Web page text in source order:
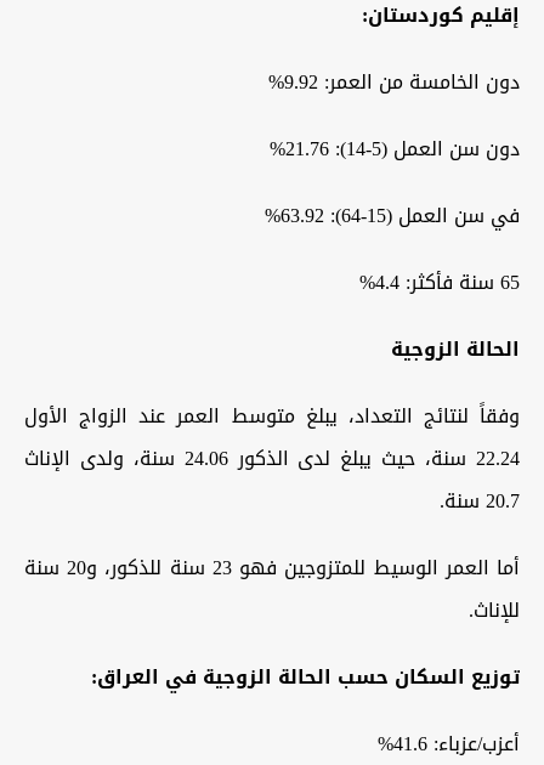
إقليم كوردستان:
دون الخامسة من العمر: 9.92%
دون سن العمل (5-14): 21.76%
في سن العمل (15-64): 63.92%
65 سنة فأكثر: 4.4%
الحالة الزوجية
وفقاً لنتائج التعداد، يبلغ متوسط العمر عند الزواج الأول
22.24 سنة، حيث يبلغ لدى الذكور 24.06 سنة، ولدى الإناث
20.7 سنة.
أما العمر الوسيط للمتزوجين فهو 23 سنة للذكور، و20 سنة
للإناث.
توزيع السكان حسب الحالة الزوجية في العراق:
أعزب/عزباء: 41.6%